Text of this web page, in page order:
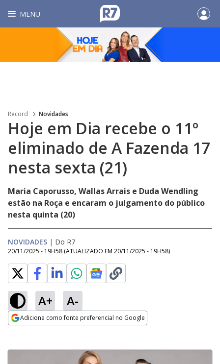
MENU
Record Novidades
Hoje em Dia recebe o 11º
eliminado de A Fazenda 17
nesta sexta (21)
Maria Caporusso, Wallas Arrais e Duda Wendling
estão na Roça e encaram o julgamento do público
nesta quinta (20)
NOVIDADES | Do R7
20/11/2025 - 19H58 (ATUALIZADO EM 20/11/2025 - 19H58)
A+ A-
Adicione como fonte preferencial no Google